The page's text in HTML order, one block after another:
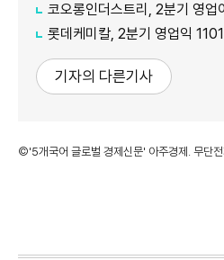
코오롱인더스트리, 2분기 영업이익
롯데케미칼, 2분기 영업익 1101
기자의 다른기사
©'5개국어 글로벌 경제신문' 아주경제. 무단전